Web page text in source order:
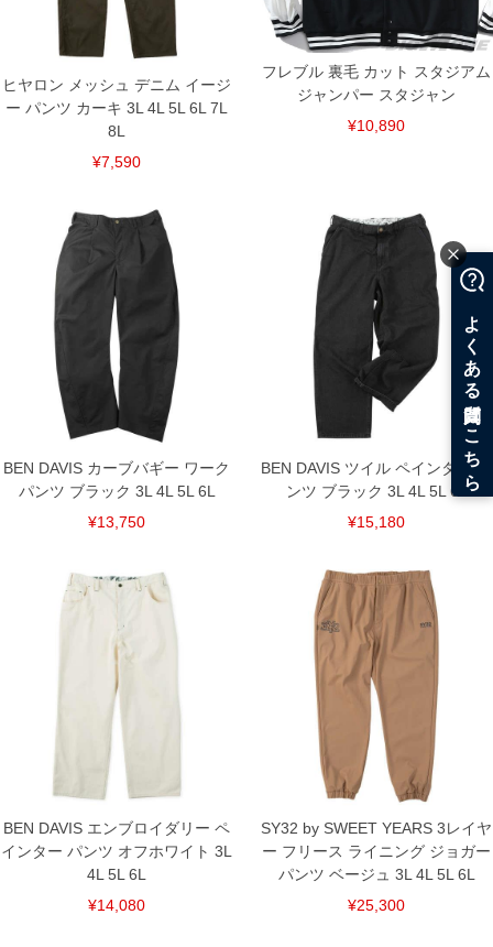
DETAIL
ヒヤロン メッシュ デニム イージ
ー パンツ カーキ 3L 4L 5L 6L 7L
8L
¥7,590
フレブル 裏毛 カット スタジアム
ジャンパー スタジャン
¥10,890
BEN DAVIS カーブバギー ワーク
パンツ ブラック 3L 4L 5L 6L
¥13,750
BEN DAVIS ツイル ペインター パ
ンツ ブラック 3L 4L 5L 6L
¥15,180
BEN DAVIS エンブロイダリー ペ
インター パンツ オフホワイト 3L
4L 5L 6L
¥14,080
SY32 by SWEET YEARS 3レイヤ
ー フリース ライニング ジョガー
パンツ ベージュ 3L 4L 5L 6L
¥25,300